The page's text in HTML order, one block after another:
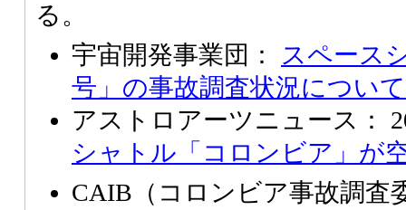
る。
宇宙開発事業団： スペース
号」の事故調査状況について
アストロアーツニュース：
シャトル「コロンビア」が
CAIB（コロンビア事故調査